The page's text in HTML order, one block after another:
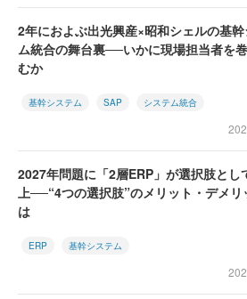
2年におよぶ出光興産×昭和シェルの基
ム統合の舞台裏──いかに現場担当者を
むか
基幹システム SAP システム統合
2027年問題に「2層ERP」が選択肢とし
上──“4つの選択肢”のメリット・デメリ
は
ERP 基幹システム